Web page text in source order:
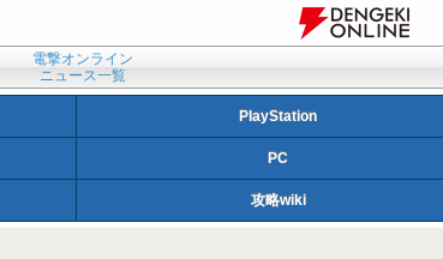
電撃オンライン
ニュース一覧
PlayStation
PC
攻略wiki